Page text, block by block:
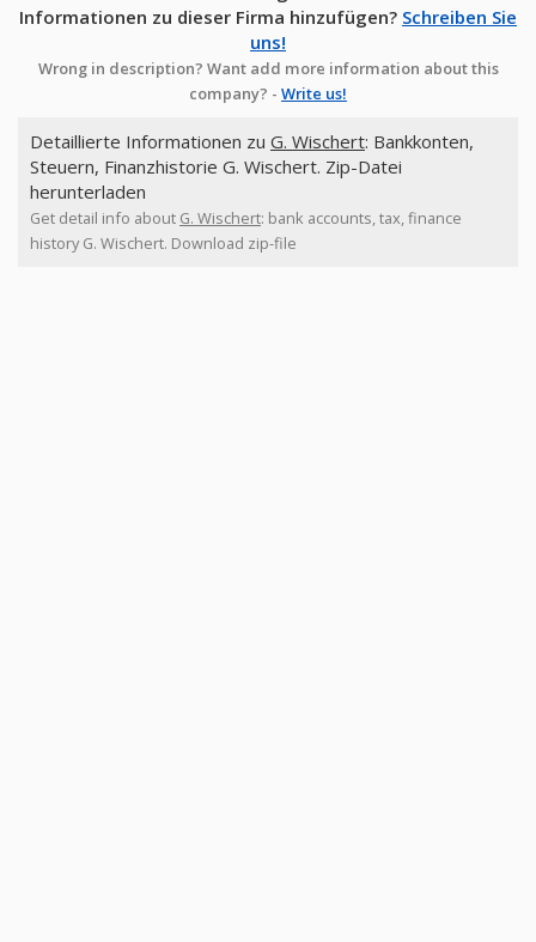
Informationen zu dieser Firma hinzufügen? Schreiben Sie
uns!
Wrong in description? Want add more information about this
company? - Write us!
Detaillierte Informationen zu G. Wischert: Bankkonten,
Steuern, Finanzhistorie G. Wischert. Zip-Datei
herunterladen
Get detail info about G. Wischert: bank accounts, tax, finance
history G. Wischert. Download zip-file